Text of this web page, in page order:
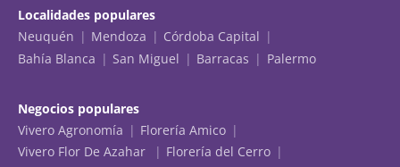
Localidades populares
Neuquén
Mendoza
Córdoba Capital
Bahía Blanca
San Miguel Barracas Palermo
Negocios populares
Vivero Agronomía
Florería Amico
Vivero Flor De Azahar
Florería del Cerro